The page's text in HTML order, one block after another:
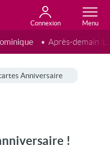
Connexion
Après-demain :
Anniversaire
!